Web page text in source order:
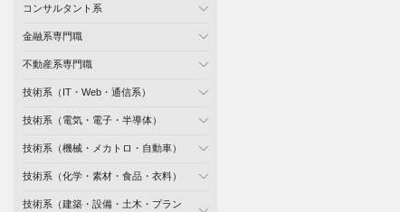
コンサルタント系
金融系専門職
不動産系専門職
技術系（IT・Web・通信系）
技術系（電気・電子・半導体）
技術系（機械・メカトロ・自動車）
技術系（化学・素材・食品・衣料）
技術系（建築・設備・土木・プラン